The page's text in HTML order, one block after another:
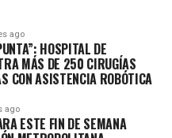
ago
HOSPITAL DE
MÁS DE 250 CIRUGÍAS
CON ASISTENCIA ROBÓTICA
ago
ESTE FIN DE SEMANA